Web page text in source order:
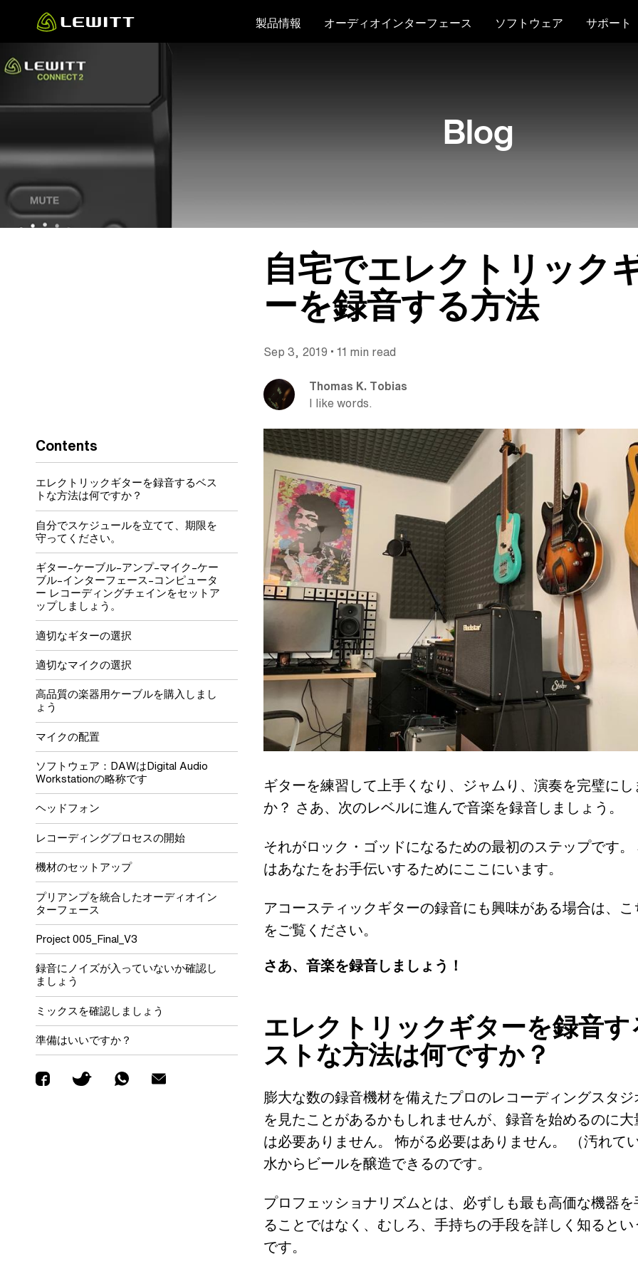
main
content
製品情報 オーディオインターフェース ソフトウェア サポート
Blog
自宅でエレクトリック
ーを録音する方法
Sep 3, 2019 • 11 min read
Thomas K. Tobias
I like words.
Contents
エレクトリックギターを録音するベス
トな方法は何ですか？
自分でスケジュールを立てて、期限を
守ってください。
ギター–ケーブル–アンプ–マイク–ケー
ブル–インターフェース–コンピュータ
ー レコーディングチェインをセットア
ップしましょう。
適切なギターの選択
適切なマイクの選択
高品質の楽器用ケーブルを購入しまし
ょう
マイクの配置
ソフトウェア：DAWはDigital Audio
Workstationの略称です
ヘッドフォン
レコーディングプロセスの開始
機材のセットアップ
プリアンプを統合したオーディオイン
ターフェース
Project 005_Final_V3
録音にノイズが入っていないか確認し
ましょう
ミックスを確認しましょう
準備はいいですか？
ギターを練習して上手くなり、ジャムり、演奏を完璧に
か？ さあ、次のレベルに進んで音楽を録音しましょう。
それがロック・ゴッドになるための最初のステップです
はあなたをお手伝いするためにここにいます。
アコースティックギターの録音にも興味がある場合は、
をご覧ください。
さあ、音楽を録音しましょう！
エレクトリックギターを録音
ストな方法は何ですか？
膨大な数の録音機材を備えたプロのレコーディングスタ
を見たことがあるかもしれませんが、録音を始めるのに
は必要ありません。 怖がる必要はありません。 （汚れて
水からビールを醸造できるのです。
プロフェッショナリズムとは、必ずしも最も高価な機器
ることではなく、むしろ、手持ちの手段を詳しく知ると
です。